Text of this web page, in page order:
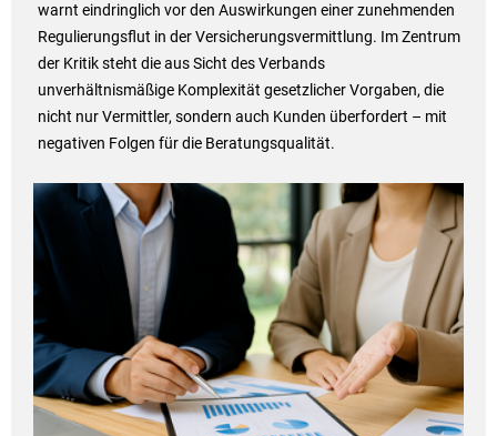
warnt eindringlich vor den Auswirkungen einer zunehmenden
Regulierungsflut in der Versicherungsvermittlung. Im Zentrum
der Kritik steht die aus Sicht des Verbands
unverhältnismäßige Komplexität gesetzlicher Vorgaben, die
nicht nur Vermittler, sondern auch Kunden überfordert – mit
negativen Folgen für die Beratungsqualität.